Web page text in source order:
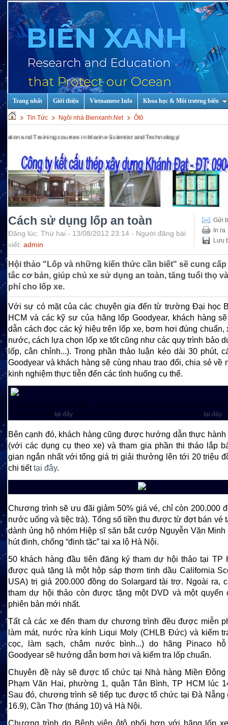
Trang nhất Giới thiệu Vietnamese Info Khoa học & Môi trương biển
Tin Tức Ngôi nhà Bienxanh.Net Ôtô
Training courses in Marine Scientist and Technology!
Gửi
In ra
Lưu
Cách sử dụng lốp an toàn
Đăng lúc: Thứ hai - 13/08/2012 23:14 - Người đăng bài
viết: admin
Hội thảo "Lốp và những kiến thức cần biết" sẽ cung
tắc cơ bản, giúp chủ xe sử dụng an toàn, tăng tuổi thọ
phí cho lốp xe.
Với sự có mặt của các chuyên gia đến từ trường Đại học
HCM và các kỹ sư của hãng lốp Goodyear, khách hàng
dẫn cách đọc các ký hiệu trên lốp xe, bơm hơi đúng
nước, cách lựa chọn lốp xe tốt cũng như các quy trình bảo
lốp, cân chỉnh...). Trong phần thảo luận kéo dài 30 phút,
Goodyear và khách hàng sẽ cùng nhau trao đổi, chia sẻ về
kinh nghiệm thực tiễn đến các tình huống cụ thể.
Liên hệ tham gia theo hotline: 0902.799.535 (Mr. Phú), 0909.489.118 (Mr.
online TP HCM tại đây hoặc Đà Nẵng, miền Tây (Cần Thơ) và Hà Nội tại đây.
Bên cạnh đó, khách hàng cũng được hướng dẫn thực hành
(với các dụng cụ theo xe) và tham gia phần thi tháo lắp
gian ngắn nhất với tổng giá trị giải thưởng lên tới 20 triệu
chi tiếttại đây.
Chương trình sẽ ưu đãi giảm 50% giá vé, chỉ còn 200.000
nước uống và tiệc trà). Tổng số tiền thu được từ đợt bán vé
dành ủng hộ nhóm Hiệp sĩ săn bắt cướp Nguyễn Văn Minh
hút đinh, chống “đinh tặc” tại xa lộ Hà Nội.
50 khách hàng đầu tiên đăng ký tham dự hội thảo tại TP
được quà tặng là một hộp sáp thơm tinh dầu California
USA) trị giá 200.000 đồng do Solargard tài trợ. Ngoài ra,
tham dự hội thảo còn được tặng một DVD và một quyển
phiên bản mới nhất.
Tất cả các xe đến tham dự chương trình đều được miễn
làm mát, nước rửa kính Liqui Moly (CHLB Đức) và kiểm
cọc, làm sạch, châm nước bình...) do hãng Pinaco
Goodyear sẽ hướng dẫn bơm hơi và kiểm tra lốp chuẩn.
Chuyên đề này sẽ được tổ chức tại Nhà hàng Miền Đông
Phạm Văn Hai, phường 1, quận Tân Bình, TP HCM lúc
Sau đó, chương trình sẽ tiếp tục được tổ chức tại Đà Nẵng
16.9), Cần Thơ (tháng 10) và Hà Nội.
Chương trình do Bệnh viện ôtô phối hợp với hãng lốp